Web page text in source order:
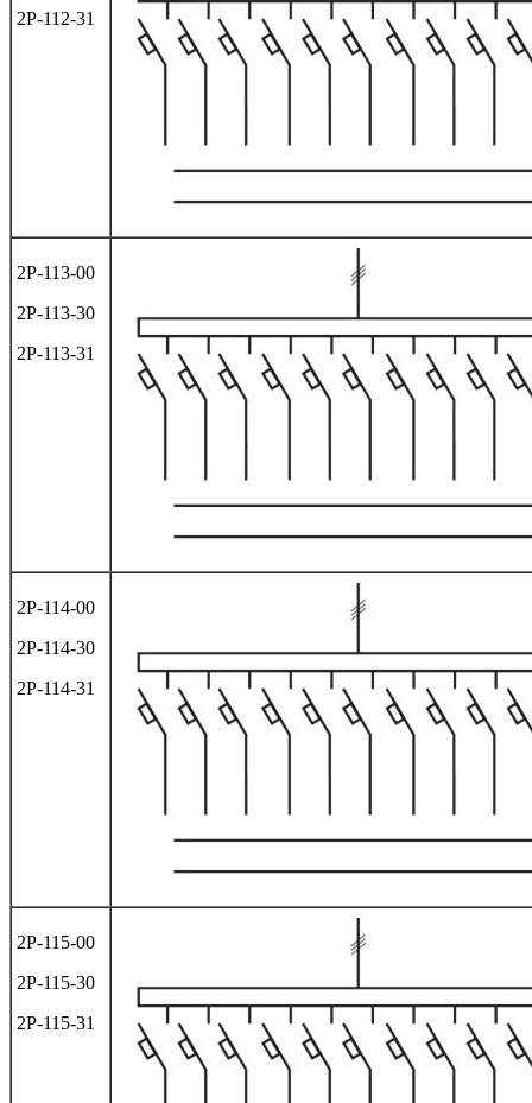
2Р-112-31
2Р-113-00
2Р-113-30
2Р-113-31
2Р-114-00
2Р-114-30
2Р-114-31
2Р-115-00
2Р-115-30
2Р-115-31